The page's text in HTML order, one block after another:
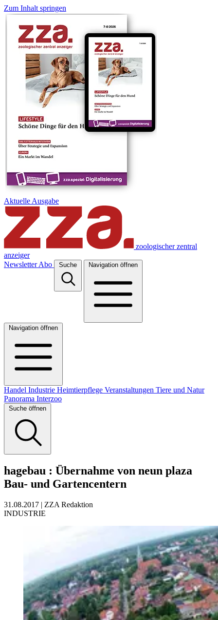
Zum Inhalt springen
Aktuelle Ausgabe
zoologischer zentral
anzeiger
Newsletter Abo Suche Navigation öffnen
Navigation öffnen
Handel Industrie Heimtierpflege Veranstaltungen Tiere und Natur
Panorama Interzoo
Suche öffnen
hagebau : Übernahme von neun plaza
Bau- und Gartencentern
31.08.2017 | ZZA Redaktion
INDUSTRIE